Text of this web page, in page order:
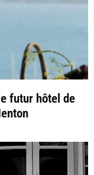
futur hôtel de